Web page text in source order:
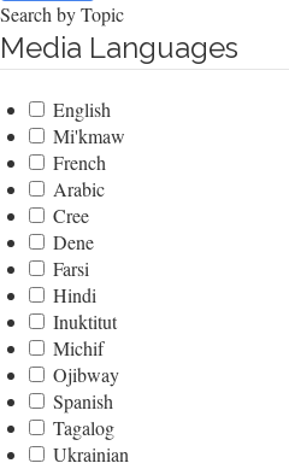
Search by Topic
Media Languages
English
Mi'kmaw
French
Arabic
Cree
Dene
Farsi
Hindi
Inuktitut
Michif
Ojibway
Spanish
Tagalog
Ukrainian